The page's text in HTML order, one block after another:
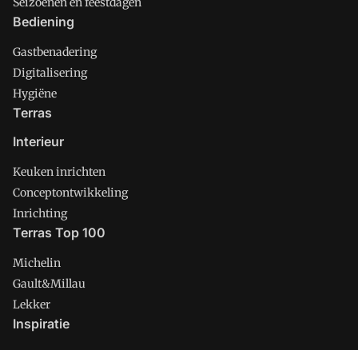
Bediening
Gastbenadering
Digitalisering
Hygiëne
Terras
Interieur
Keuken inrichten
Conceptontwikkeling
Inrichting
Terras Top 100
Michelin
Gault&Millau
Lekker
Inspiratie